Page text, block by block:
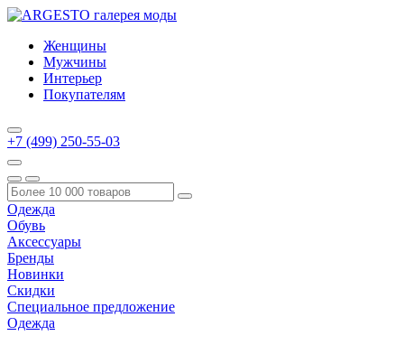
Женщины
Мужчины
Интерьер
Покупателям
+7 (499) 250-55-03
Одежда
Обувь
Аксессуары
Бренды
Новинки
Скидки
Специальное предложение
Одежда